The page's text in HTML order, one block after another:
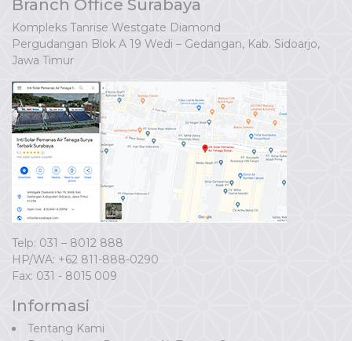
Branch Office Surabaya
Kompleks Tanrise Westgate Diamond
Pergudangan Blok A 19 Wedi – Gedangan, Kab. Sidoarjo,
Jawa Timur
Telp: 031 – 8012 888
HP/WA: +62 811-888-0290
Fax: 031 - 8015 009
Informasi
Tentang Kami